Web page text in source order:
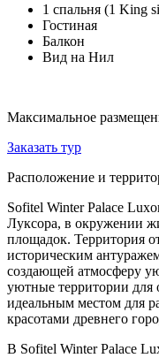
1 спальня (1 King
Гостиная
Балкон
Вид на Нил
Максимальное
Заказать тур
Расположение и
Sofitel Winter Palace
Луксора, в окружении
площадок. Территория
историческим
создающей атмосферу
уютные территории для
идеальным местом для
красотами древнего
В Sofitel Winter Palace